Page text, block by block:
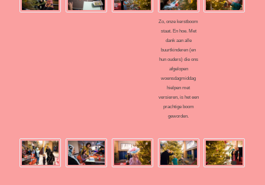
Zo, onze kerstboom
staat. En hoe. Met
dank aan alle
buurtkinderen (en
hun ouders) die ons
afgelopen
woensdagmiddag
hielpen met
versieren, is het een
prachtige boom
geworden.